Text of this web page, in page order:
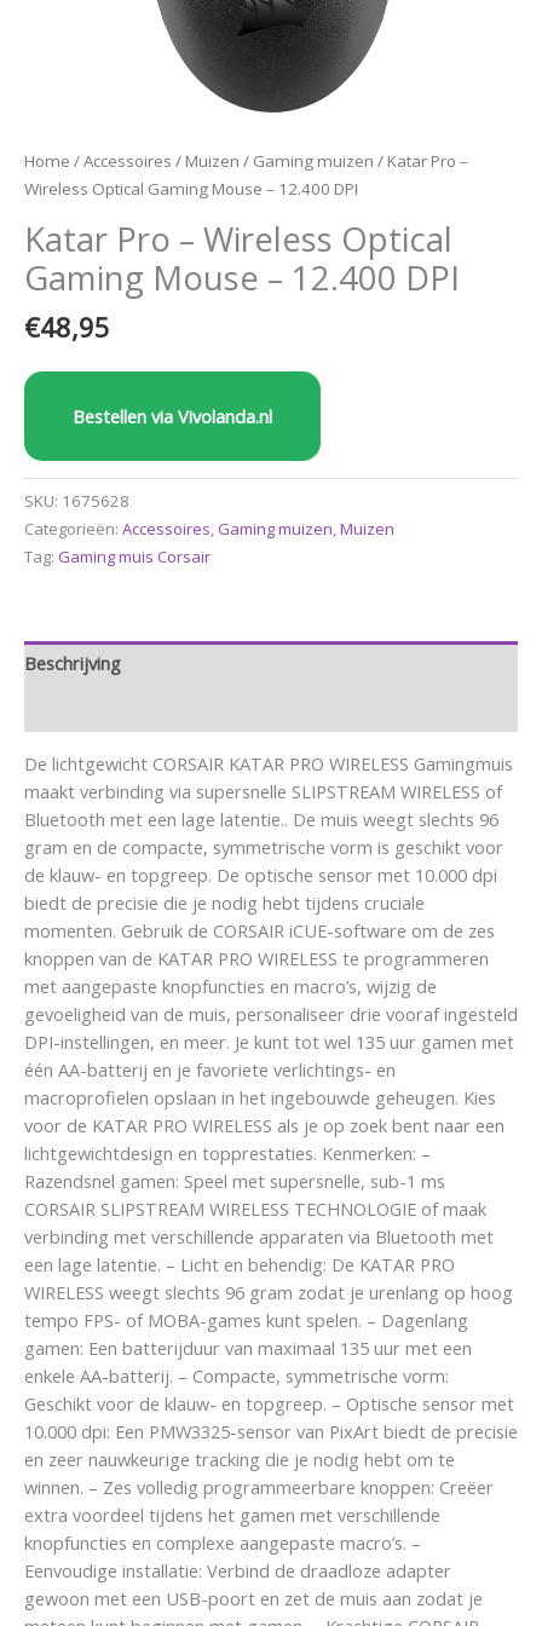
Home /Accessoires / Muizen / Gaming muizen / Katar Pro –
Wireless Optical Gaming Mouse – 12.400 DPI
Katar Pro – Wireless Optical
Gaming Mouse – 12.400 DPI
€48,95
Bestellen via Vivolanda.nl
SKU: 1675628
Categorieën: Accessoires, Gaming muizen,Muizen
Tag: Gaming muis Corsair
Beschrijving
De lichtgewicht CORSAIR KATAR PRO WIRELESS Gamingmuis
maakt verbinding via supersnelle SLIPSTREAM WIRELESS of
Bluetooth met een lage latentie.. De muis weegt slechts 96
gram en de compacte, symmetrische vorm is geschikt voor
de klauw- en topgreep. De optische sensor met 10.000 dpi
biedt de precisie die je nodig hebt tijdens cruciale
momenten. Gebruik de CORSAIR iCUE-software om de zes
knoppen van de KATAR PRO WIRELESS te programmeren
met aangepaste knopfuncties en macro’s, wijzig de
gevoeligheid van de muis, personaliseer drie vooraf ingesteld
DPI-instellingen, en meer. Je kunt tot wel 135 uur gamen met
één AA-batterij en je favoriete verlichtings- en
macroprofielen opslaan in het ingebouwde geheugen. Kies
voor de KATAR PRO WIRELESS als je op zoek bent naar een
lichtgewichtdesign en topprestaties. Kenmerken: –
Razendsnel gamen: Speel met supersnelle, sub-1 ms
CORSAIR SLIPSTREAM WIRELESS TECHNOLOGIE of maak
verbinding met verschillende apparaten via Bluetooth met
een lage latentie. – Licht en behendig: De KATAR PRO
WIRELESS weegt slechts 96 gram zodat je urenlang op hoog
tempo FPS- of MOBA-games kunt spelen. – Dagenlang
gamen: Een batterijduur van maximaal 135 uur met een
enkele AA-batterij. – Compacte, symmetrische vorm:
Geschikt voor de klauw- en topgreep. – Optische sensor met
10.000 dpi: Een PMW3325-sensor van PixArt biedt de precisie
en zeer nauwkeurige tracking die je nodig hebt om te
winnen. – Zes volledig programmeerbare knoppen: Creëer
extra voordeel tijdens het gamen met verschillende
knopfuncties en complexe aangepaste macro’s. –
Eenvoudige installatie: Verbind de draadloze adapter
gewoon met een USB-poort en zet de muis aan zodat je